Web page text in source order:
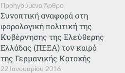
Προηγούμενο Άρθρο
22 Ιανουαρίου 2016
Συνοπτική αναφορά στη
φορολογική πολιτική της
Κυβέρνησης της Ελεύθερης
Ελλάδας (ΠΕΕΑ) τον καιρό
της Γερμανικής Κατοχής